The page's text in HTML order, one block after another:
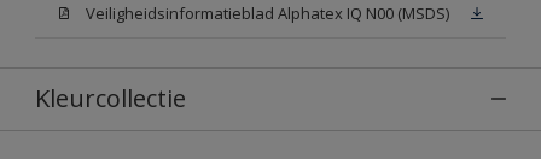
Veiligheidsinformatieblad Alphatex IQ N00 (MSDS)
Kleurcollectie